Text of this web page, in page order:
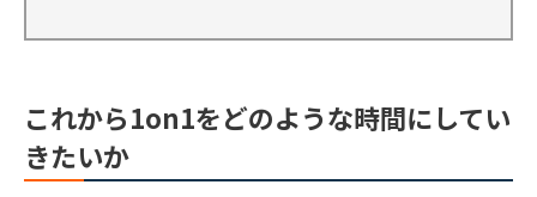
これから1on1をどのような時間にしてい
きたいか